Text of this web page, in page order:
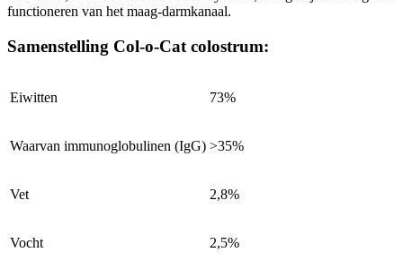
functioneren van het maag-darmkanaal.
Samenstelling Col-o-Cat colostrum:
Eiwitten 73%
Waarvan immunoglobulinen (IgG) >35%
Vet 2,8%
Vocht 2,5%